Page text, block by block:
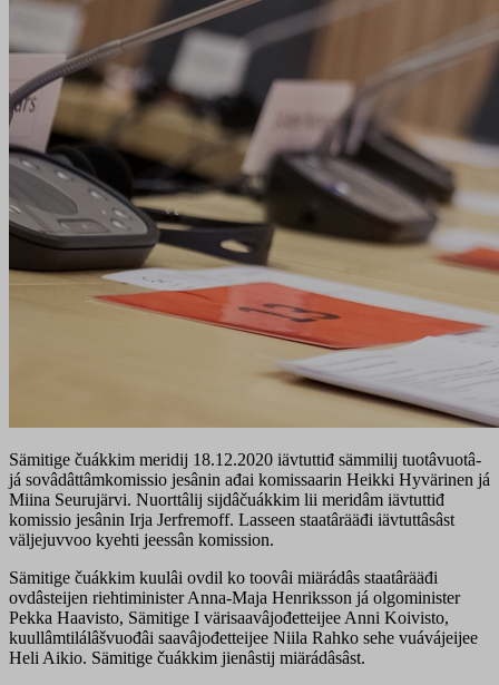
Sämitige čuákkim meridij 18.12.2020 iävtuttiđ sämmilij tuotâvuotâ-
já sovâdâttâmkomissio jesânin ađai komissaarin Heikki Hyvärinen já
Miina Seurujärvi. Nuorttâlij sijdâčuákkim lii meridâm iävtuttiđ
komissio jesânin Irja Jerfremoff. Lasseen staatârääđi iävtuttâsâst
väljejuvvoo kyehti jeessân komission.
Sämitige čuákkim kuulâi ovdil ko toovâi miärádâs staatârääđi
ovdâsteijen riehtiminister Anna-Maja Henriksson já olgominister
Pekka Haavisto, Sämitige I värisaavâjođetteijee Anni Koivisto,
kuullâmtilálâšvuođâi saavâjođetteijee Niila Rahko sehe vuávájeijee
Heli Aikio. Sämitige čuákkim jienâstij miärádâsâst.